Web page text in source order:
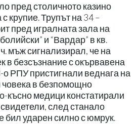
пред столичното казино
крупие. Трупът на 34 –
пред игралната зала на
и “Вардар” в кв.
мъж сигнализирал, че на
в безсъзнание с окървавена
о РПУ пристигнали веднага на
човека в безпомощно
късно медици констатирали
след станало
бил ударен силно с юмрук.